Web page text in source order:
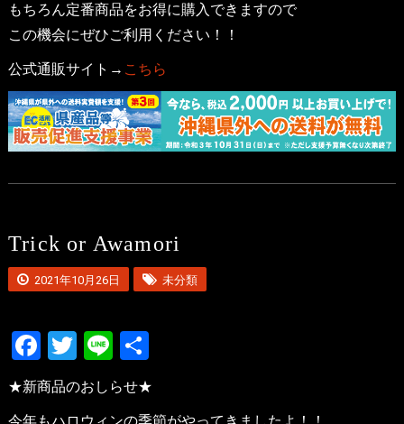
もちろん定番商品をお得に購入できますので
この機会にぜひご利用ください！！
公式通販サイト→ こちら
Trick or Awamori
2021年10月26日 未分類
Facebook
Twitter
Line
★新商品のおしらせ★